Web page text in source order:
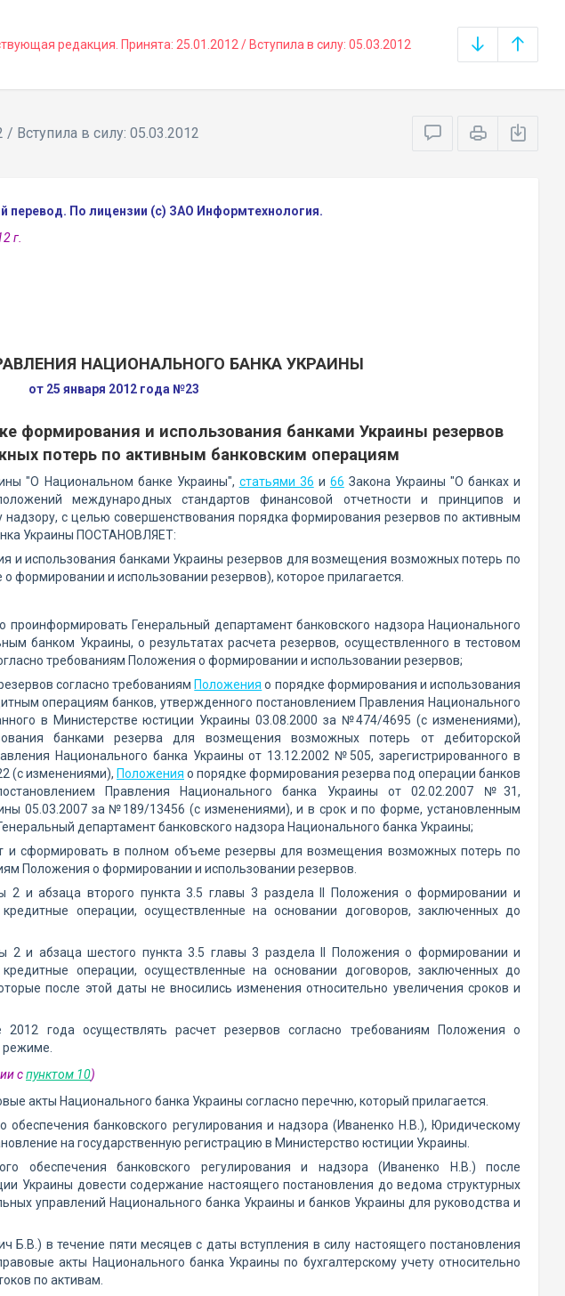
редакция. Принята: 25.01.2012 / Вступила в силу: 05.03.2012
Вступила в силу: 05.03.2012
перевод. По лицензии (с) ЗАО Информтехнология.
г.
НАЦИОНАЛЬНОГО БАНКА УКРАИНЫ
от 25 января 2012 года №23
формирования и использования банками Украины резервов
потерь по активным банковским операциям
"О Национальном банке Украины", статьями 36 и 66 Закона Украины "О банках и
международных стандартов финансовой отчетности и принципов и
надзору, с целью совершенствования порядка формирования резервов по активным
Украины ПОСТАНОВЛЯЕТ:
и использования банками Украины резервов для возмещения возможных потерь по
и использовании резервов), которое прилагается.
проинформировать Генеральный департамент банковского надзора Национального
банком Украины, о результатах расчета резервов, осуществленного в тестовом
требованиям Положения о формировании и использовании резервов;
согласно требованиям Положения о порядке формирования и использования
операциям банков, утвержденного постановлением Правления Национального
в Министерстве юстиции Украины 03.08.2000 за №474/4695 (с изменениями),
банками резерва для возмещения возможных потерь от дебиторской
Национального банка Украины от 13.12.2002 №505, зарегистрированного в
(с изменениями), Положения о порядке формирования резерва под операции банков
Правления Национального банка Украины от 02.02.2007 №31,
05.03.2007 за №189/13456 (с изменениями), и в срок и по форме, установленным
департамент банковского надзора Национального банка Украины;
и сформировать в полном объеме резервы для возмещения возможных потерь по
Положения о формировании и использовании резервов.
2 и абзаца второго пункта 3.5 главы 3 раздела ІІ Положения о формировании и
операции, осуществленные на основании договоров, заключенных до
2 и абзаца шестого пункта 3.5 главы 3 раздела ІІ Положения о формировании и
операции, осуществленные на основании договоров, заключенных до
после этой даты не вносились изменения относительно увеличения сроков и
года осуществлять расчет резервов согласно требованиям Положения о
режиме.
спунктом 10)
акты Национального банка Украины согласно перечню, который прилагается.
обеспечения банковского регулирования и надзора (Иваненко Н.В.), Юридическому
на государственную регистрацию в Министерство юстиции Украины.
обеспечения банковского регулирования и надзора (Иваненко Н.В.) после
Украины довести содержание настоящего постановления до ведома структурных
управлений Национального банка Украины и банков Украины для руководства и
Б.В.) в течение пяти месяцев с даты вступления в силу настоящего постановления
акты Национального банка Украины по бухгалтерскому учету относительно
по активам.